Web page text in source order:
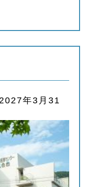
年3月31